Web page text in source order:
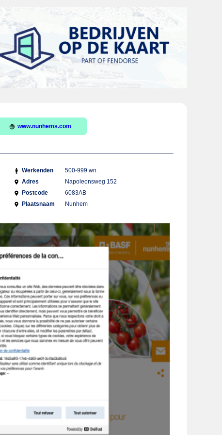
www.nunhems.com
Werkenden
500-999 wn.
Adres
Napoleonsweg 152
Postcode
6083AB
Plaatsnaam
Nunhem